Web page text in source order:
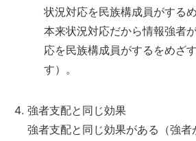
状況対応を民族構成員がする
本来状況対応だから情報強者
応を民族構成員がするをめざ
す）。
強者支配と同じ効果
強者支配と同じ効果がある（強者